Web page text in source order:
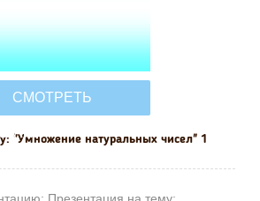
СМОТРЕТЬ
"Умножение натуральных чисел" 1
Презентация на тему: